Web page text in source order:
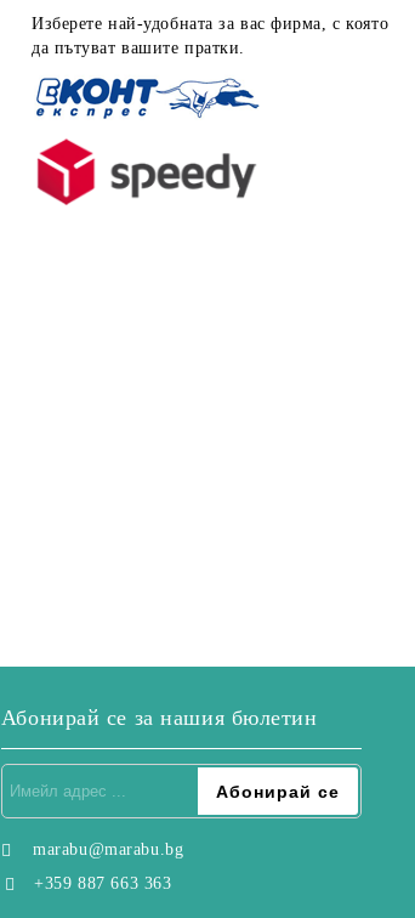
Изберете най-удобната за вас фирма, с която
да пътуват вашите пратки.
Абонирай се за нашия бюлетин
marabu@marabu.bg
+359 887 663 363